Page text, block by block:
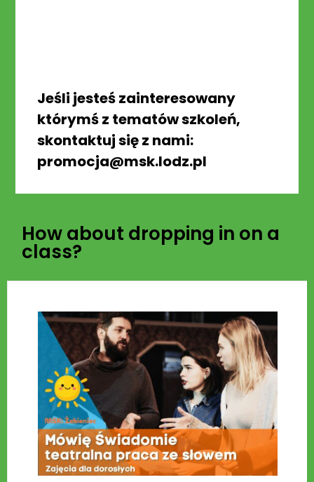
Jeśli jesteś zainteresowany
którymś z tematów szkoleń,
skontaktuj się z nami:
promocja@msk.lodz.pl
How about dropping in on a
class?